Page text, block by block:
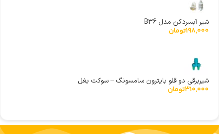
شیر آبسردکن مدل B36
198,000تومان
شیربرقی دو قلو بایترون سامسونگ – سوکت بغل
310,000تومان